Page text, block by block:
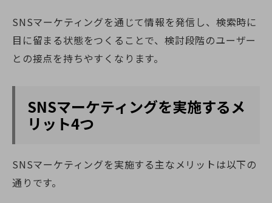
SNSマーケティングを通じて情報を発信し、検索時に
目に留まる状態をつくることで、検討段階のユーザー
との接点を持ちやすくなります。
SNSマーケティングを実施するメ
リット4つ
SNSマーケティングを実施する主なメリットは以下の
通りです。